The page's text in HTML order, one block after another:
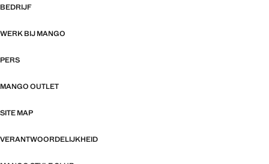
BEDRIJF
WERK BIJ MANGO
PERS
MANGO OUTLET
SITE MAP
VERANTWOORDELIJKHEID